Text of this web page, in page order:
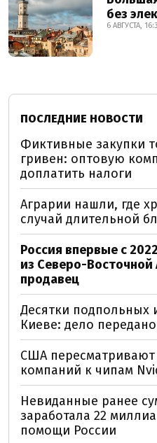
без
6 АВГУСТА,
ПОСЛЕДНИЕ НОВОСТИ
Фиктивные закупки
гривен: оптовую
доплатить налоги
Аграрии нашли, где
случай длительной
Россия впервые с
из Северо-Восточной
продавец
Десятки подпольных
Киеве: дело
США пересматривают
компаний к чипам
Невиданные ранее
заработала 22
помощи России